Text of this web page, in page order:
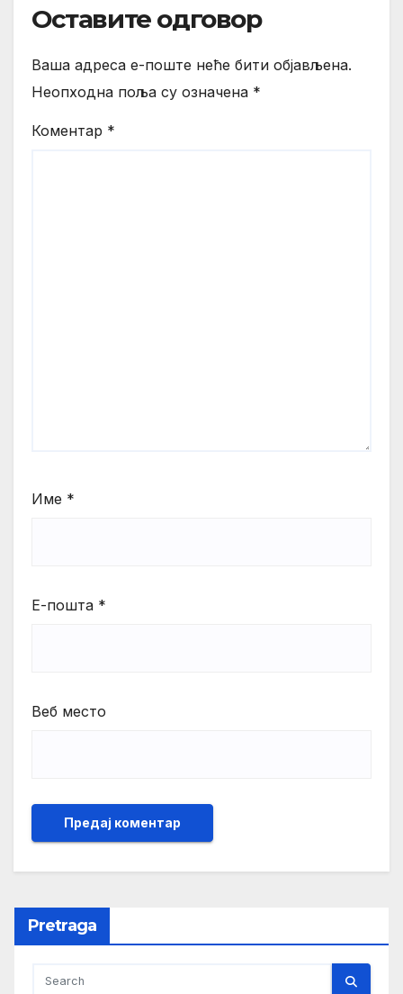
Оставите одговор
Ваша адреса е-поште неће бити објављена.
Неопходна поља су означена *
Коментар *
Име *
Е-пошта *
Веб место
Pretraga